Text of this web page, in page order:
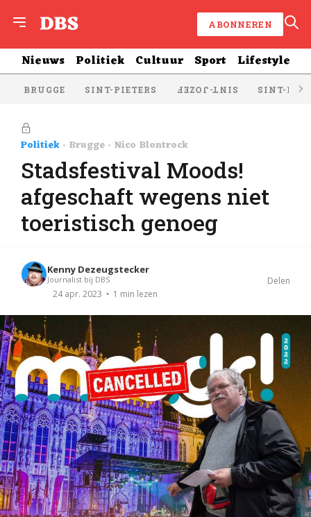
ABONNEREN
Nieuws Politiek Cultuur Sport Lifestyle
BRUGGE SINT-PIETERS SINT-JOZEF SINT-
Politiek Brugge Nico Blontrock
Stadsfestival Moods!
afgeschaft wegens niet
toeristisch genoeg
Kenny Dezeugstecker
Journalist bij DBS
24 apr. 2023 1 min lezen
Delen